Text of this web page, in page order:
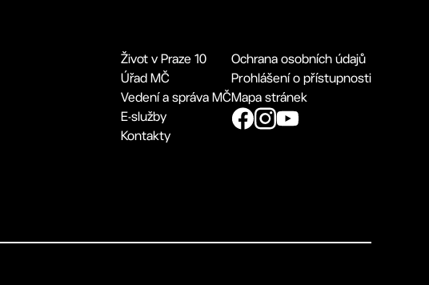
Život v Praze 10
Úřad MČ
Vedení a správa MČ
E-služby
Kontakty
Ochrana osobních údajů
Prohlášení o přístupnosti
Mapa stránek